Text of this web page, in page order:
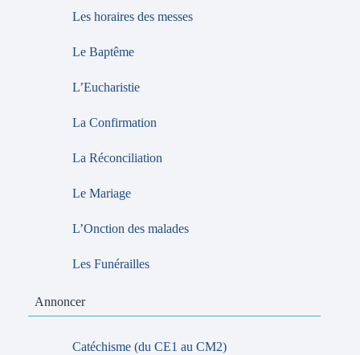
Les horaires des messes
Le Baptême
L’Eucharistie
La Confirmation
La Réconciliation
Le Mariage
L’Onction des malades
Les Funérailles
Annoncer
Catéchisme (du CE1 au CM2)